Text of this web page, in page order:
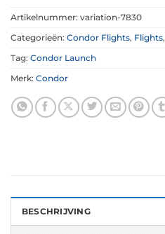
Artikelnummer: variation-7830
Categorieën: Condor Flights, Flights,
Tag: Condor Launch
Merk: Condor
BESCHRIJVING